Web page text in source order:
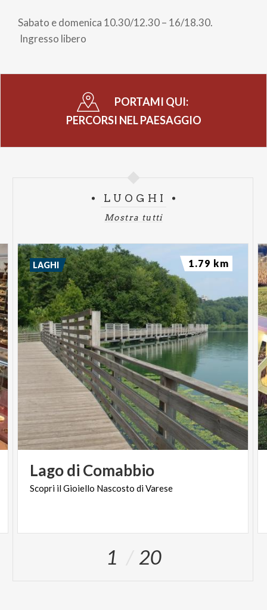
Sabato e domenica 10.30/12.30 – 16/18.30.
Ingresso libero
PORTAMI QUI:
PERCORSI NEL PAESAGGIO
LUOGHI
Mostra tutti
Lagodi Comabbio
Scopri ilGioiello Nascosto diVarese
LAGHI 1.79 km
1 20